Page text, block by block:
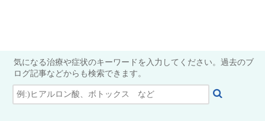
気になる治療や症状のキーワードを入力してください。過去のブ
ログ記事などからも検索できます。